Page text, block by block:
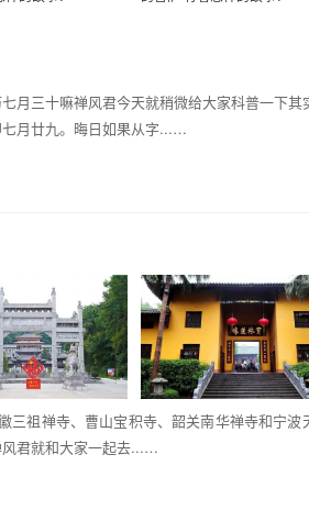
月三十嘛禅风君今天就稍微给大家科普一下其
月廿九。晦日如果从字...…
三祖禅寺、曹山宝积寺、韶关南华禅寺和宁波
风君就和大家一起去...…